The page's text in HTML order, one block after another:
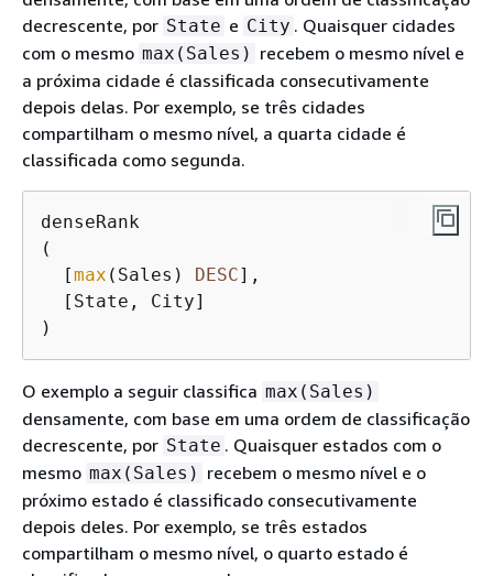
decrescente, por State e City . Quaisquer cidades
com o mesmo max(Sales) recebem o mesmo nível e
a próxima cidade é classificada consecutivamente
depois delas. Por exemplo, se três cidades
compartilham o mesmo nível, a quarta cidade é
classificada como segunda.
denseRank
(
  [
max (Sales) DESC],
  [State, City]
)
O exemplo a seguir classifica max(Sales)
densamente, com base em uma ordem de classificação
decrescente, por State . Quaisquer estados com o
mesmo max(Sales) recebem o mesmo nível e o
próximo estado é classificado consecutivamente
depois deles. Por exemplo, se três estados
compartilham o mesmo nível, o quarto estado é